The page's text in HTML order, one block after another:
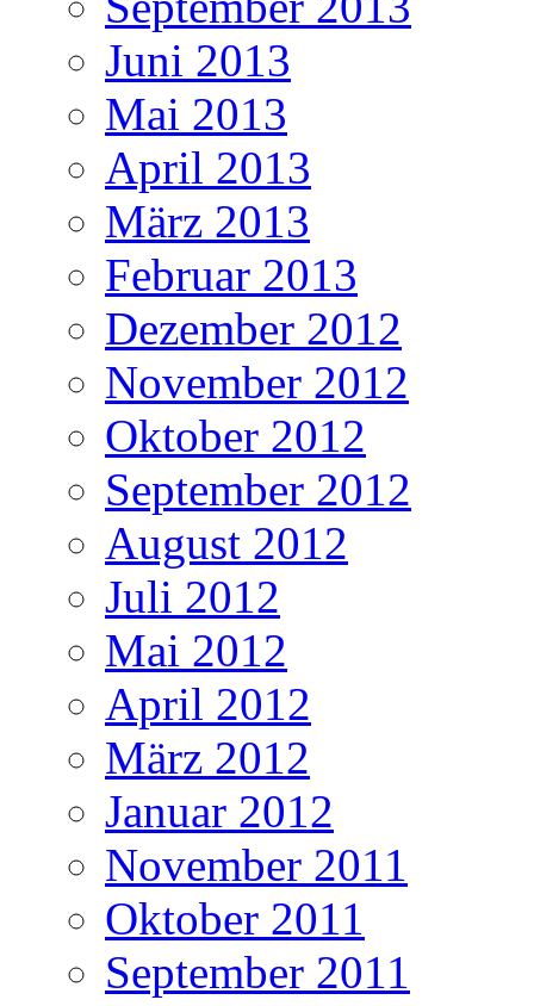
Juni 2013
Mai 2013
April 2013
März 2013
Februar 2013
Dezember 2012
November 2012
Oktober 2012
September 2012
August 2012
Juli 2012
Mai 2012
April 2012
März 2012
Januar 2012
November 2011
Oktober 2011
September 2011